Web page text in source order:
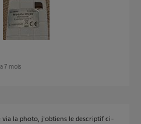
7 mois
la photo, j'obtiens le descriptif ci-